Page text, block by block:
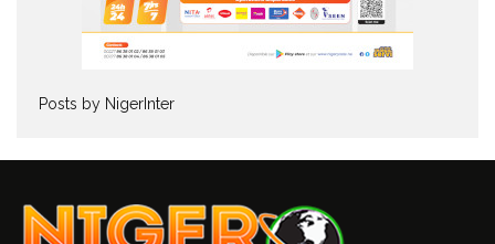
Posts by NigerInter